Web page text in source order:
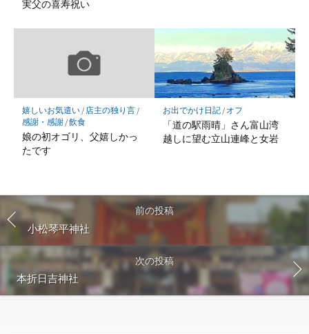
実父の喜寿祝い
嬉しいお気遣い/ 店主の独り言/
感謝・感謝/飲食
娘の初オゴリ、父嬉しかっ
たです
お出でかけ日記/ オフ
「道の駅雨晴」さん富山湾
越しに望む立山連峰と女岩
前の投稿
小松琴平神社
次の投稿
本折日吉神社